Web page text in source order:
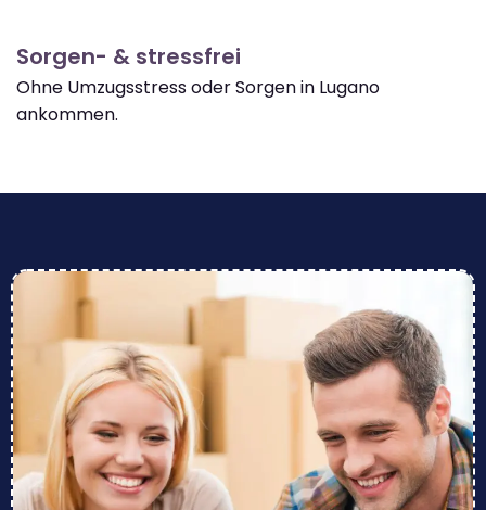
Sorgen- & stressfrei
Ohne Umzugsstress oder Sorgen in Lugano
ankommen.